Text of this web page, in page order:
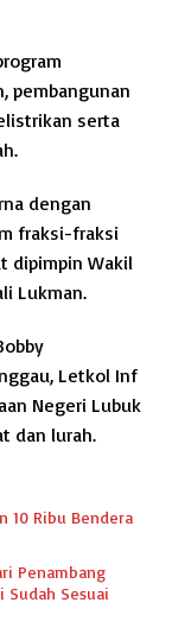
pembangunan
serta
dengan
fraksi-fraksi
dipimpin Wakil
Lukman.
Letkol Inf
Negeri Lubuk
dan lurah.
10 Ribu Bendera
Penambang
Sudah Sesuai